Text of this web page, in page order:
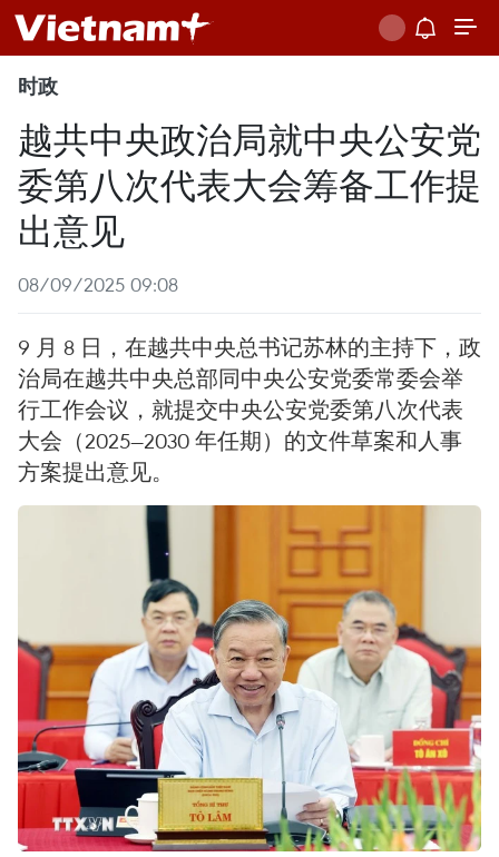
时政
越共中央政治局就中央公安党
委第八次代表大会筹备工作提
出意见
08/09/2025 09:08
9 月 8 日，在越共中央总书记苏林的主持下，政
治局在越共中央总部同中央公安党委常委会举
行工作会议，就提交中央公安党委第八次代表
大会（2025—2030 年任期）的文件草案和人事
方案提出意见。